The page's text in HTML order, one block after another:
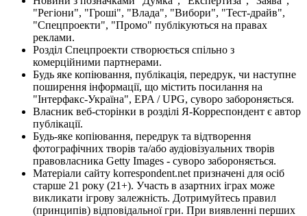
"Регіони", "Гроші", "Влада", "Вибори", "Тест-драйв",
"Спецпроекти", "Промо" публікуються на правах
реклами.
Розділ Спецпроекти створюється спільно з
комерційними партнерами.
Будь яке копіювання, публікація, передрук, чи наступне
поширення інформації, що містить посилання на
"Інтерфакс-Україна", EPA / UPG, суворо забороняється.
Власник веб-сторінки в розділі Я-Корреспондент є автор
публікації.
Будь-яке копіювання, передрук та відтворення
фотографічних творів та/або аудіовізуальних творів
правовласника Getty Images - суворо забороняється.
Матеріали сайту korrespondent.net призначені для осіб
старше 21 року (21+). Участь в азартних іграх може
викликати ігрову залежність. Дотримуйтесь правил
(принципів) відповідальної гри. При виявленні перших